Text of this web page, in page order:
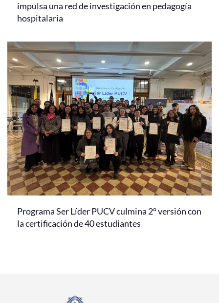
impulsa una red de investigación en pedagogía
hospitalaria
Programa Ser Líder PUCV culmina 2° versión con
la certificación de 40 estudiantes